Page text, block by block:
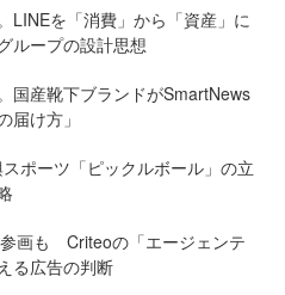
LINEを「消費」から「資産」に
ループの設計思想
国産靴下ブランドがSmartNews
届け方」
スポーツ「ピックルボール」の立
画も Criteoの「エージェンテ
る広告の判断